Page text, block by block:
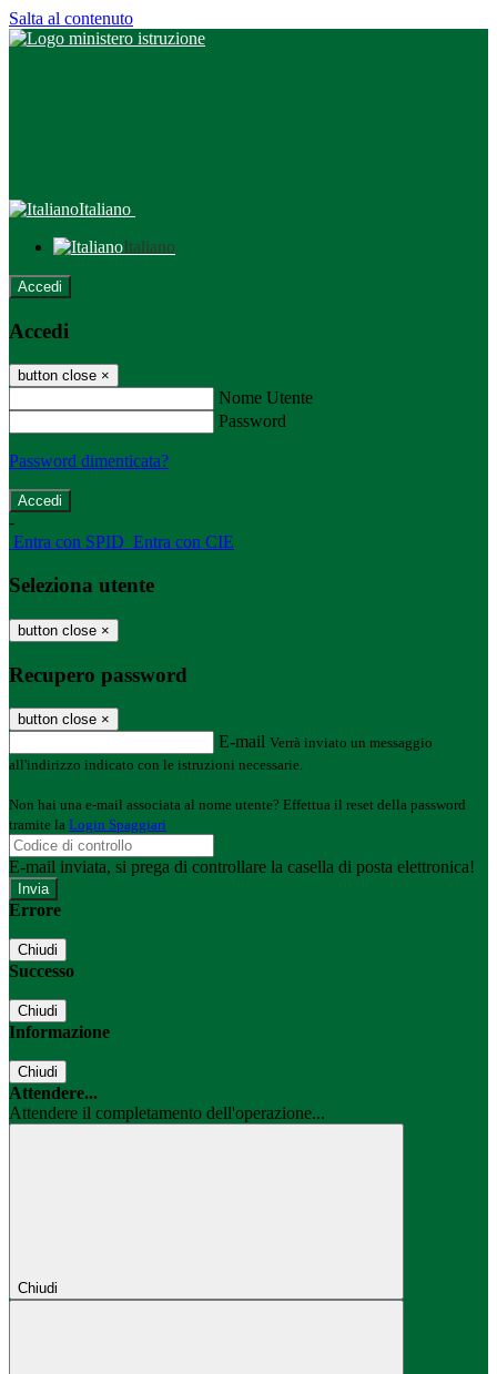
Salta al contenuto
Italiano
Italiano
Accedi
Accedi
button close ×
Nome Utente
Password
Password dimenticata?
-
Entra con SPID Entra con CIE
Seleziona utente
button close ×
Recupero password
button close ×
E-mail Verrà inviato un messaggio
all'indirizzo indicato con le istruzioni necessarie.
Non hai una e-mail associata al nome utente? Effettua il reset della password
tramite la Login Spaggiari
E-mail inviata, si prega di controllare la casella di posta elettronica!
Errore
Chiudi
Successo
Chiudi
Informazione
Chiudi
Attendere...
Attendere il completamento dell'operazione...
Chiudi